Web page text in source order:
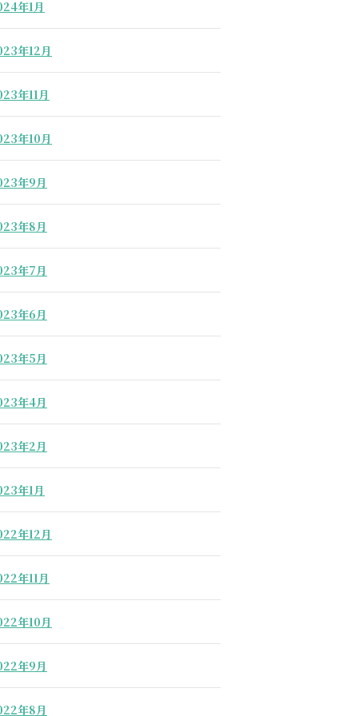
年1月
年12月
年11月
年10月
年9月
年8月
年7月
年6月
年5月
年4月
年2月
年1月
年12月
年11月
年10月
年9月
年8月